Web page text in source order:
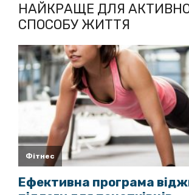
НАЙКРАЩЕ ДЛЯ
СПОСОБУ ЖИТТЯ